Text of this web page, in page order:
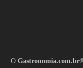
OGastronomia.com.br